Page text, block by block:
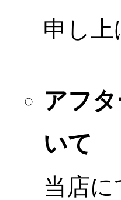
申し上
アフ
いて
当店